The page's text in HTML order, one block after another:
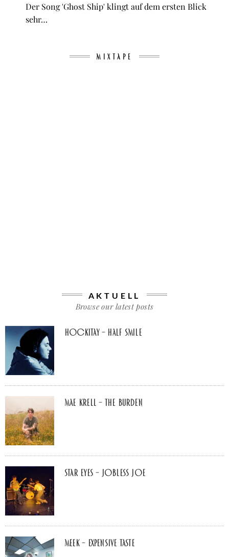
Der Song 'Ghost Ship' klingt auf dem ersten Blick
sehr…
MIXTAPE
AKTUELL
Browse our latest posts
Hockitay – half smile
Mae Krell – the burden
Star Eyes – Jobless Joe
MEEK – Expensive Taste